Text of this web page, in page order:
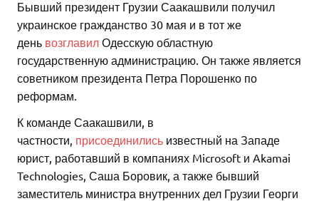
Бывший президент Грузии Саакашвили получил
украинское гражданство 30 мая и в тот же
день возглавил Одесскую областную
государственную администрацию. Он также является
советником президента Петра Порошенко по
реформам.
К команде Саакашвили, в
частности, присоединились известный на Западе
юрист, работавший в компаниях Microsoft и Akamai
Technologies, Саша Боровик, а также бывший
заместитель министра внутренних дел Грузии Георги